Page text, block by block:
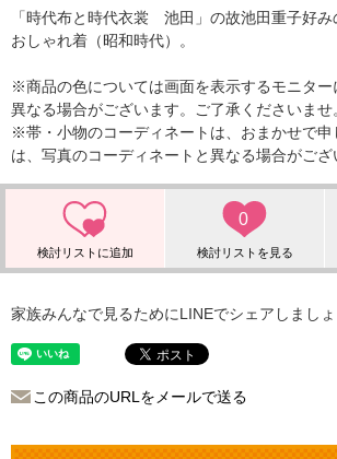
「時代布と時代衣裳 池田」の故池田重子好
おしゃれ着（昭和時代）。
※商品の色については画面を表示するモニタ
異なる場合がございます。ご了承くださいませ
※帯・小物のコーディネートは、おまかせで申
は、写真のコーディネートと異なる場合がござ
0
家族みんなで見るためにLINEでシェアしましょ
この商品のURLをメールで送る